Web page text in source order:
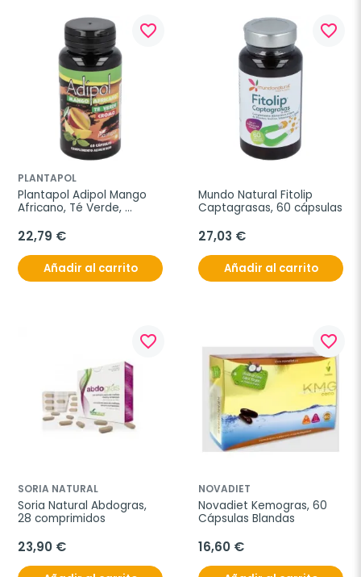
favorite_border
PLANTAPOL
Plantapol Adipol Mango
Africano, Té Verde,
22,79 €
Añadir al carrito
favorite_border
Mundo Natural Fitolip
Captagrasas, 60 cápsulas
27,03 €
Añadir al carrito
favorite_border
SORIA NATURAL
Soria Natural Abdogras,
28 comprimidos
23,90 €
favorite_border
NOVADIET
Novadiet Kemogras, 60
Cápsulas Blandas
16,60 €